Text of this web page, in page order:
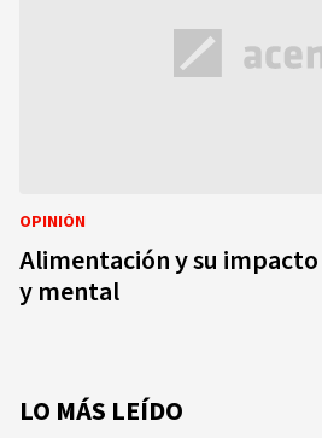
OPINIÓN
Alimentación y su
y mental
LO MÁS LEÍDO